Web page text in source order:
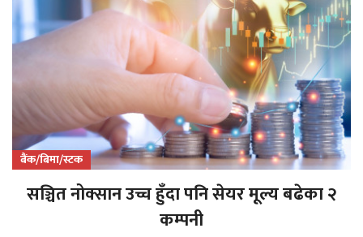
बैंक/बिमा/स्टक
सञ्चित नोक्सान उच्च हुँदा पनि सेयर मूल्य बढेका २
कम्पनी